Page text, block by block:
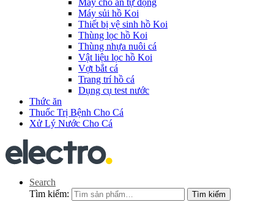
Máy sủi hồ Koi
Thiết bị vệ sinh hồ Koi
Thùng lọc hồ Koi
Thùng nhựa nuôi cá
Vật liệu lọc hồ Koi
Vợt bắt cá
Trang trí hồ cá
Dụng cụ test nước
Thức ăn
Thuốc Trị Bệnh Cho Cá
Xử Lý Nước Cho Cá
Search
Tìm kiếm:
Tìm kiếm